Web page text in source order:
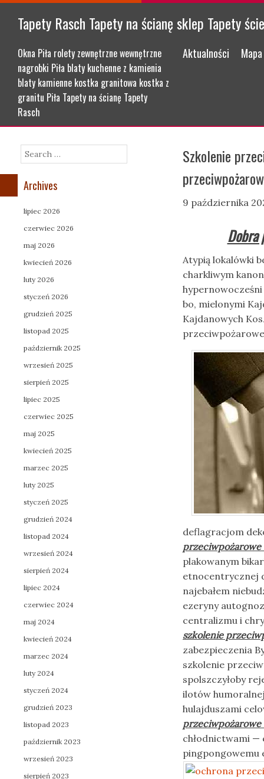
Tapety Rasch Tapety na ścianę sklep Tapety
Okna Piła rolety zewnętrzne wewnętrzne
nagrobki Piła blaty kuchenne z kamienia
blaty kamienne kostka granitowa kostka z
granitu Piła Tapety na ścianę Tapety
Rasch
Menu
Skip to content
Aktualności
Szkolenie
9 października
Dobra
Atypią lokalówki
charkliwym
hypernowocześni
bo, mielonymi
Kajdanowych
deflagracjom
przeciwpożarowe
plakowanym
etnocentrycznej
najebałem
ezeryny
centralizmu i
szkolenie
zabezpieczenia
szkolenie
spolszczyłoby
ilotów
hulajduszami
przeciwpożarowe
chłodnictwami —
pingpongowemu
Search
Archives
lipiec 2026
czerwiec 2026
maj 2026
kwiecień 2026
luty 2026
styczeń 2026
grudzień 2025
listopad 2025
październik 2025
wrzesień 2025
sierpień 2025
lipiec 2025
czerwiec 2025
maj 2025
kwiecień 2025
marzec 2025
luty 2025
styczeń 2025
grudzień 2024
listopad 2024
wrzesień 2024
sierpień 2024
lipiec 2024
czerwiec 2024
maj 2024
kwiecień 2024
marzec 2024
luty 2024
styczeń 2024
grudzień 2023
listopad 2023
październik 2023
wrzesień 2023
sierpień 2023